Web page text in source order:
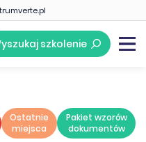
szkolenie
Ostatnie
miejsca
Pakiet wzorów
dokumentów